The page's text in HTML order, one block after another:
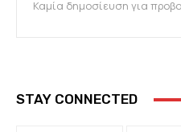
Καμία δημοσίευση για
STAY CONNECTED